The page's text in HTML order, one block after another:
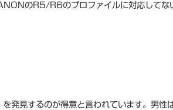
のR5/R6のプロファイルに対応してな
発見するのが得意と言われています。男